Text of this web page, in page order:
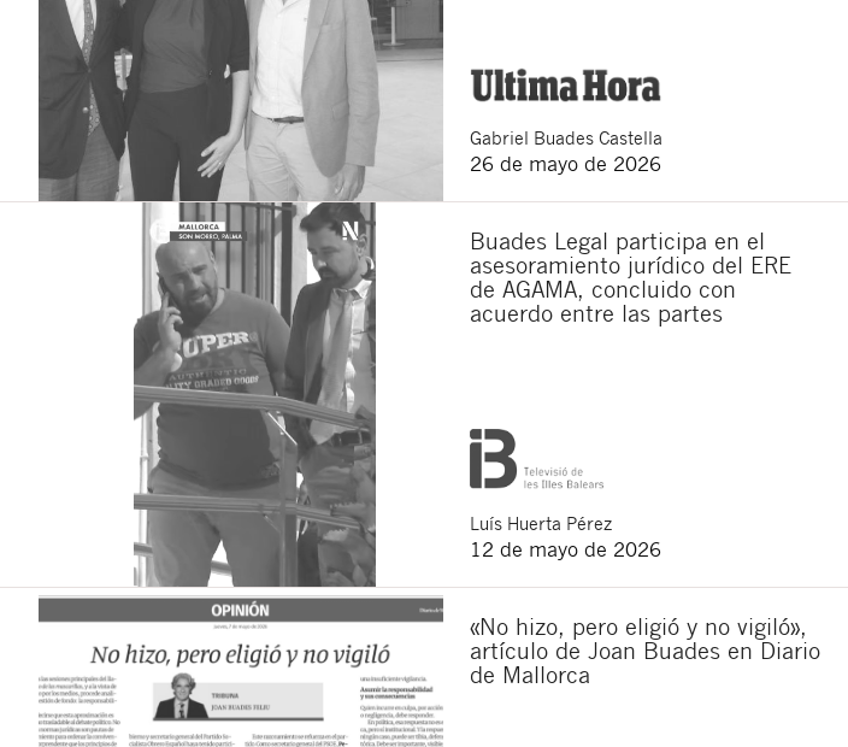
Gabriel Buades Castella
26 de mayo de 2026
Buades Legal participa en el
asesoramiento jurídico del ERE
de AGAMA, concluido con
acuerdo entre las partes
Luís Huerta Pérez
12 de mayo de 2026
«No hizo, pero eligió y no vigiló»,
artículo de Joan Buades en Diario
de Mallorca